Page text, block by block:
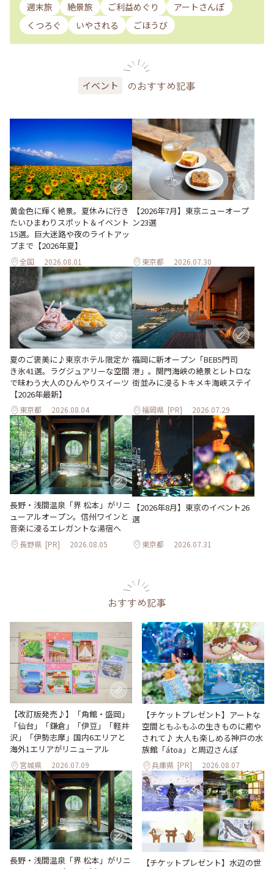
週末旅 絶景旅 ご利益めぐり
アートさんぽ
くつろぐ
いやされる ごほうび
イベント のおすすめ記事
黄金色に輝く絶景。夏休みに行き
たいひまわりスポット＆イベント
15選。巨大迷路や夜のライトアッ
プまで【2026年夏】
全国 2026.08.01
【2026年7月】東京ニューオープ
ン23選
東京都 2026.07.30
夏のご褒美に♪東京ホテル限定か
き氷41選。ラグジュアリーな空間
で味わう大人のひんやりスイーツ
【2026年最新】
東京都 2026.08.04
福岡に新オープン「BEB5門司
港」。関門海峡の絶景とレトロな
街並みに浸るトキメキ海峡ステイ
福岡県 [PR] 2026.07.29
長野・浅間温泉「界 松本」がリニ
ューアルオープン。信州ワインと
音楽に浸るエレガントな湯宿へ
長野県 [PR] 2026.08.05
【2026年8月】東京のイベント26
選
東京都 2026.07.31
おすすめ記事
【改訂版発売♪】「角館・盛岡」
「仙台」「鎌倉」「伊豆」「軽井
沢」「伊勢志摩」国内6エリアと
海外1エリアがリニューアル
宮城県 2026.07.09
【チケットプレゼント】アートな
空間ともふもふの生きものに癒や
されて♪ 大人も楽しめる神戸の水
族館「átoa」と周辺さんぽ
兵庫県 [PR] 2026.08.07
長野・浅間温泉「界 松本」がリニ
【チケットプレゼント】水辺の世